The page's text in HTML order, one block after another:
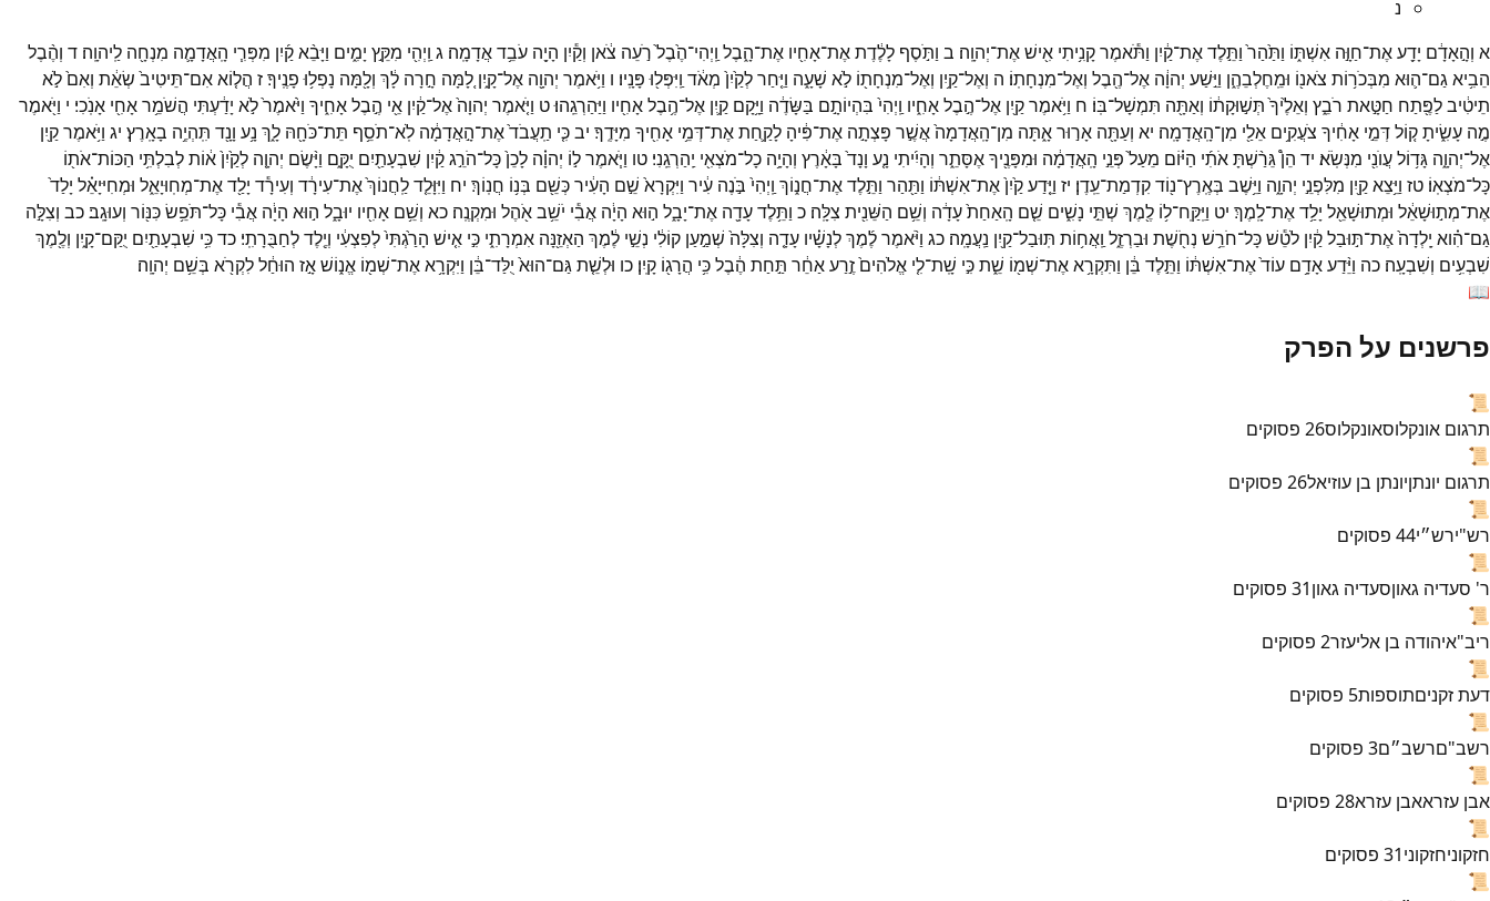
נ
א וְהָ֣אָדָ֔ם יָדַ֖עאֶת־חַוָּ֣ה אִשְׁתּ֑וֹ וַתַּ֙הַר֙ וַתֵּ֣לֶדאֶת־קַ֔יִן וַתֹּ֕אמֶרקָנִ֥יתִי אִ֖ישׁאֶת־יְהוָֽה׃ ב וַתֹּ֣סֶף לָלֶ֔דֶתאֶת־אָחִ֖יו אֶת־הָ֑בֶל וַֽיְהִי־הֶ֙בֶל֙ רֹ֣עֵה צֹ֔אן וְקַ֕יִן הָיָ֖ה עֹבֵ֥דאֲדָמָֽה׃ ג וַֽיְהִ֖י מִקֵּ֣ץ יָמִ֑ים וַיָּבֵ֨אקַ֜יִן מִפְּרִ֧י הָֽאֲדָמָ֛ה מִנְחָ֖ה לַֽיהוָֽה׃ ד וְהֶ֨בֶל
הֵבִ֥יאגַם־ה֛וּא מִבְּכֹר֥וֹת צֹאנ֖וֹ וּמֵֽחֶלְבֵהֶ֑ן וַיִּ֣שַׁע יְהוָ֔ה אֶל־הֶ֖בֶל וְאֶל־מִנְחָתֽוֹ׃ ה וְאֶל־קַ֥יִן וְאֶל־מִנְחָת֖וֹ לֹ֣א שָׁעָ֑ה וַיִּ֤חַרלְקַ֙יִן֙ מְאֹ֔ד וַֽיִּפְּל֖וּ פָּנָֽיו׃ ו וַיֹּ֥אמֶר יְהוָ֖ה אֶל־קָ֑יִן לָ֚מָּה חָ֣רָה לָ֔ךְ וְלָ֖מָּה נָפְל֥וּ פָנֶֽיךָ׃ז הֲל֤וֹאאִם־תֵּיטִיב֙ שְׂאֵ֔ת וְאִם֙לֹ֣א
תֵיטִ֔יבלַפֶּ֖תַח חַטָּ֣את רֹבֵ֑ץ וְאֵלֶ֙יךָ֙ תְּשׁ֣וּקָת֔וֹ וְאַתָּ֖ה תִּמְשָׁל־בּֽוֹ׃ ח וַיֹּ֥אמֶרקַ֖יִן אֶל־הֶ֣בֶלאָחִ֑יו וַֽיְהִי֙ בִּהְיוֹתָ֣ם בַּשָּׂדֶ֔ה וַיָּ֥קָם קַ֛יִן אֶל־הֶ֥בֶלאָחִ֖יו וַיַּהַרְגֵֽהוּ׃ט וַיֹּ֤אמֶר יְהוָה֙אֶל־קַ֔יִן אֵ֖י הֶ֣בֶלאָחִ֑יךָ וַיֹּ֙אמֶר֙לֹ֣א יָדַ֔עְתִּי הֲשֹׁמֵ֥ראָחִ֖י אָנֹֽכִי׃ י וַיֹּ֖אמֶר
מֶ֣ה עָשִׂ֑יתָק֚וֹלדְּמֵ֣י אָחִ֔יךָ צֹעֲקִ֥ים אֵלַ֖י מִן־הָֽאֲדָמָֽה׃ יא וְעַתָּ֖ה אָר֣וּראָ֑תָּה מִן־הָֽאֲדָמָה֙אֲשֶׁ֣ר פָּצְתָ֣ה אֶת־פִּ֔יהָ לָקַ֛חַתאֶת־דְּמֵ֥י אָחִ֖יךָ מִיָּדֶֽךָ׃ יבכִּ֤י תַֽעֲבֹד֙אֶת־הָ֣אֲדָמָ֔ה לֹֽא־תֹסֵ֥ף תֵּת־כֹּחָ֖הּ לָ֑ךְ נָ֥ע וָנָ֖ד תִּֽהְיֶ֥ה בָאָֽרֶץ׃ יג וַיֹּ֥אמֶרקַ֖יִן
אֶל־יְהוָ֑ה גָּד֥וֹלעֲוֺנִ֖י מִנְּשֹֽׂא׃ יד הֵן֩גֵּרַ֨שְׁתָּאֹתִ֜י הַיּ֗וֹם מֵעַל֙ פְּנֵ֣י הָֽאֲדָמָ֔ה וּמִפָּנֶ֖יךָאֶסָּתֵ֑ר וְהָיִ֜יתִי נָ֤ע וָנָד֙ בָּאָ֔רֶץ וְהָיָ֥ה כָל־מֹצְאִ֖י יַֽהַרְגֵֽנִי׃ טו וַיֹּ֧אמֶרל֣וֹ יְהוָ֗ה לָכֵן֙כָּל־הֹרֵ֣גקַ֔יִן שִׁבְעָתַ֖יִם יֻקָּ֑ם וַיָּ֨שֶׂם יְהוָ֤ה לְקַ֙יִן֙א֔וֹתלְבִלְתִּ֥י הַכּוֹת־אֹת֖וֹ
כָּל־מֹצְאֽוֹ׃ טז וַיֵּ֥צֵאקַ֖יִן מִלִּפְנֵ֣י יְהוָ֑ה וַיֵּ֥שֶׁב בְּאֶֽרֶץ־נ֖וֹדקִדְמַת־עֵֽדֶן׃ יז וַיֵּ֤דַעקַ֙יִן֙אֶת־אִשְׁתּ֔וֹ וַתַּ֖הַר וַתֵּ֣לֶדאֶת־חֲנ֑וֹךְ וַֽיְהִי֙ בֹּ֣נֶה עִ֔יר וַיִּקְרָא֙ שֵׁ֣ם הָעִ֔ירכְּשֵׁ֖ם בְּנ֥וֹ חֲנֽוֹךְ׃ יח וַיִּוָּלֵ֤דלַֽחֲנוֹךְ֙אֶת־עִירָ֔ד וְעִירָ֕ד יָלַ֖דאֶת־מְחֽוּיָאֵ֑ל וּמְחִיּיָאֵ֗ל יָלַד֙
אֶת־מְת֣וּשָׁאֵ֔ל וּמְתוּשָׁאֵ֖ל יָלַ֥דאֶת־לָֽמֶךְ׃ יט וַיִּֽקַּֽח־ל֥וֹ לֶ֖מֶךְ שְׁתֵּ֣י נָשִׁ֑ים שֵׁ֤ם הָֽאַחַת֙עָדָ֔ה וְשֵׁ֥ם הַשֵּׁנִ֖ית צִלָּֽה׃ כ וַתֵּ֥לֶדעָדָ֖ה אֶת־יָבָ֑ל ה֣וּא הָיָ֔ה אֲבִ֕י יֹשֵׁ֥באֹ֖הֶל וּמִקְנֶֽה׃ כא וְשֵׁ֥ם אָחִ֖יו יוּבָ֑ל ה֣וּא הָיָ֔ה אֲבִ֕י כָּל־תֹּפֵ֥שׂכִּנּ֖וֹר וְעוּגָֽב׃כב וְצִלָּ֣ה
גַם־הִ֗וא יָֽלְדָה֙אֶת־תּ֣וּבַלקַ֔יִן לֹטֵ֕שׁכָּל־חֹרֵ֥שׁ נְחֹ֖שֶׁת וּבַרְזֶ֑ל וַֽאֲח֥וֹת תּֽוּבַל־קַ֖יִן נַֽעֲמָֽה׃ כג וַיֹּ֨אמֶרלֶ֜מֶךְלְנָשָׁ֗יו עָדָ֤ה וְצִלָּה֙ שְׁמַ֣עַן קוֹלִ֔י נְשֵׁ֣י לֶ֔מֶךְ הַאְזֵ֖נָּה אִמְרָתִ֑י כִּ֣י אִ֤ישׁ הָרַ֙גְתִּי֙לְפִצְעִ֔י וְיֶ֖לֶדלְחַבֻּרָתִֽי׃ כדכִּ֥י שִׁבְעָתַ֖יִם יֻקַּם־קָ֑יִן וְלֶ֖מֶךְ
שִׁבְעִ֥ים וְשִׁבְעָֽה׃ כה וַיֵּ֨דַעאָדָ֥ם עוֹד֙אֶת־אִשְׁתּ֔וֹ וַתֵּ֣לֶד בֵּ֔ן וַתִּקְרָ֥אאֶת־שְׁמ֖וֹ שֵׁ֑תכִּ֣י שָֽׁת־לִ֤י אֱלֹהִים֙זֶ֣רַעאַחֵ֔ר תַּ֣חַת הֶ֔בֶלכִּ֥י הֲרָג֖וֹ קָֽיִן׃ כו וּלְשֵׁ֤תגַּם־הוּא֙ יֻלַּד־בֵּ֔ן וַיִּקְרָ֥אאֶת־שְׁמ֖וֹ אֱנ֑וֹשׁאָ֣ז הוּחַ֔ללִקְרֹ֖א בְּשֵׁ֥ם יְהוָֽה׃
📖
פרשנים על הפרק
📜
תרגום אונקלוסאונקלוס26 פסוקים
📜
תרגום יונתןיונתן בן עוזיאל26 פסוקים
📜
רש"ירש״י44 פסוקים
📜
ר' סעדיה גאוןסעדיה גאון31 פסוקים
📜
ריב"איהודה בן אליעזר2 פסוקים
📜
דעת זקניםתוספות5 פסוקים
📜
רשב"םרשב״ם3 פסוקים
📜
אבן עזראאבן עזרא28 פסוקים
📜
חזקוניחזקוני31 פסוקים
📜